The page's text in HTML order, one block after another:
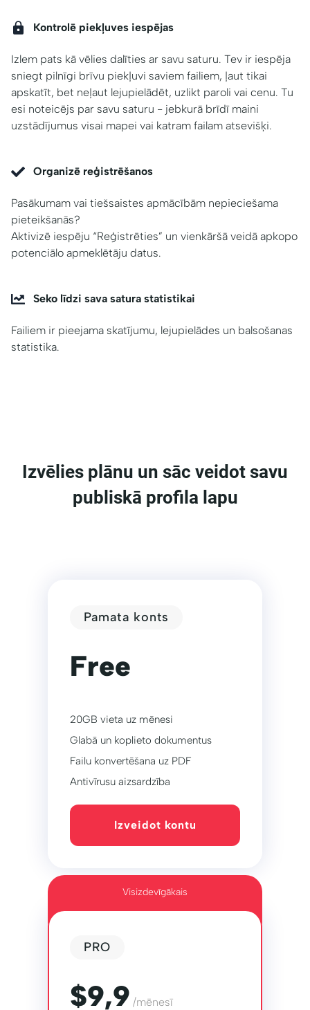
Kontrolē piekļuves iespējas
Izlem pats kā vēlies dalīties ar savu saturu. Tev ir iespēja
sniegt pilnīgi brīvu piekļuvi saviem failiem, ļaut tikai
apskatīt, bet neļaut lejupielādēt, uzlikt paroli vai cenu. Tu
esi noteicējs par savu saturu - jebkurā brīdī maini
uzstādījumus visai mapei vai katram failam atsevišķi.
Organizē reģistrēšanos
Pasākumam vai tiešsaistes apmācībām nepieciešama
pieteikšanās?
Aktivizē iespēju “Reģistrēties” un vienkāršā veidā apkopo
potenciālo apmeklētāju datus.
Seko līdzi sava satura statistikai
Failiem ir pieejama skatījumu, lejupielādes un balsošanas
statistika.
Izvēlies plānu un sāc veidot savu
publiskā profila lapu
Pamata konts
Free
20GB vieta uz mēnesi
Glabā un koplieto dokumentus
Failu konvertēšana uz PDF
Antivīrusu aizsardzība
Izveidot kontu
Visizdevīgākais
PRO
$9,9 /mēnesī